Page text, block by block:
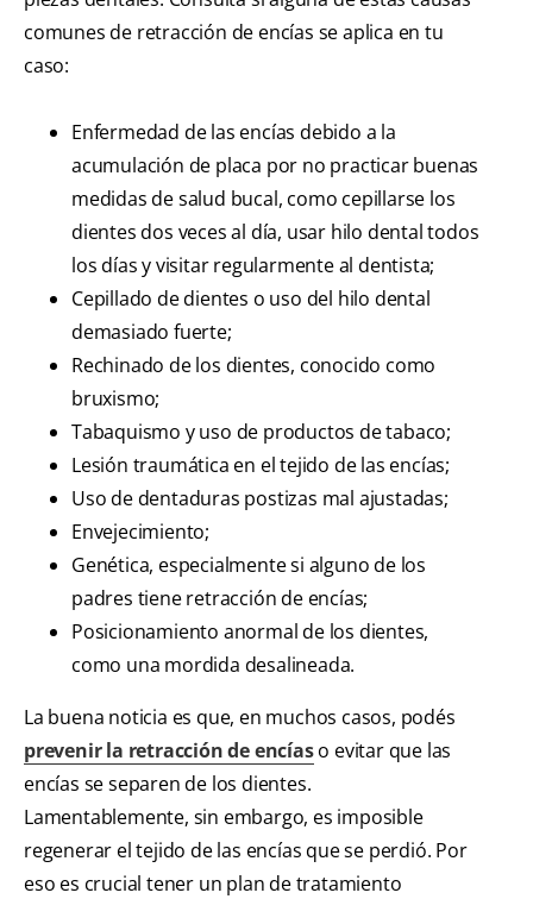
comunes de retracción de encías se aplica en tu
caso:
Enfermedad de las encías debido a la
acumulación de placa por no practicar buenas
medidas de salud bucal, como cepillarse los
dientes dos veces al día, usar hilo dental todos
los días y visitar regularmente al dentista;
Cepillado de dientes o uso del hilo dental
demasiado fuerte;
Rechinado de los dientes, conocido como
bruxismo;
Tabaquismo y uso de productos de tabaco;
Lesión traumática en el tejido de las encías;
Uso de dentaduras postizas mal ajustadas;
Envejecimiento;
Genética, especialmente si alguno de los
padres tiene retracción de encías;
Posicionamiento anormal de los dientes,
como una mordida desalineada.
La buena noticia es que, en muchos casos, podés
prevenir la retracción de encíaso evitar que las
encías se separen de los dientes.
Lamentablemente, sin embargo, es imposible
regenerar el tejido de las encías que se perdió. Por
eso es crucial tener un plan de tratamiento